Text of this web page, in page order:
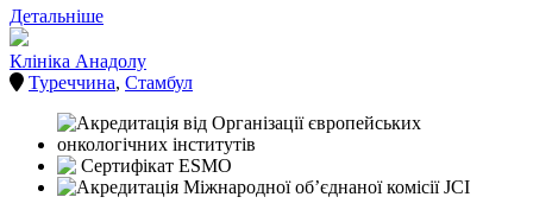
Детальніше
Клініка Анадолу
Туреччина, Стамбул